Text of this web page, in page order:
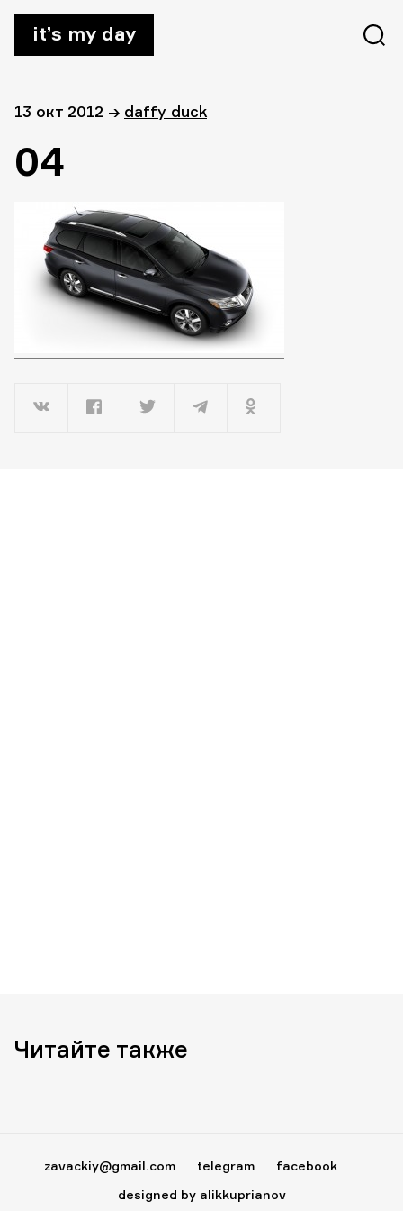
it’s my day
13 окт 2012 → daffy duck
04
Читайте также
zavackiy@gmail.com telegram
facebook
designed by alikkuprianov